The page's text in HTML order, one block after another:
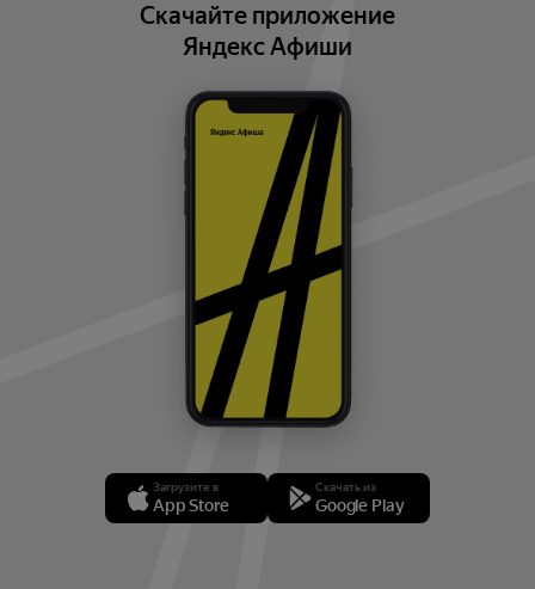
Скачайте приложение
Яндекс Афиши
Загрузите в
App Store
Скачать из
Google Play